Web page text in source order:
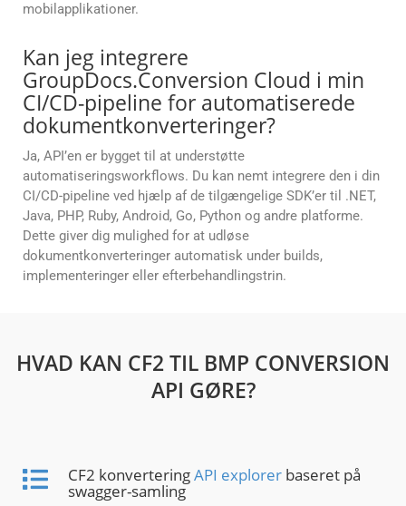
mobilapplikationer.
Kan jeg integrere
GroupDocs.Conversion Cloud i min
CI/CD-pipeline for automatiserede
dokumentkonverteringer?
Ja, API’en er bygget til at understøtte
automatiseringsworkflows. Du kan nemt integrere den i din
CI/CD-pipeline ved hjælp af de tilgængelige SDK’er til .NET,
Java, PHP, Ruby, Android, Go, Python og andre platforme.
Dette giver dig mulighed for at udløse
dokumentkonverteringer automatisk under builds,
implementeringer eller efterbehandlingstrin.
HVAD KAN CF2 TIL BMP CONVERSION
API GØRE?
CF2 konverteringAPI explorer baseret på
swagger-samling